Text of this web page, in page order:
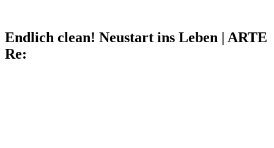
Endlich clean! Neustart ins Leben | ARTE
Re: